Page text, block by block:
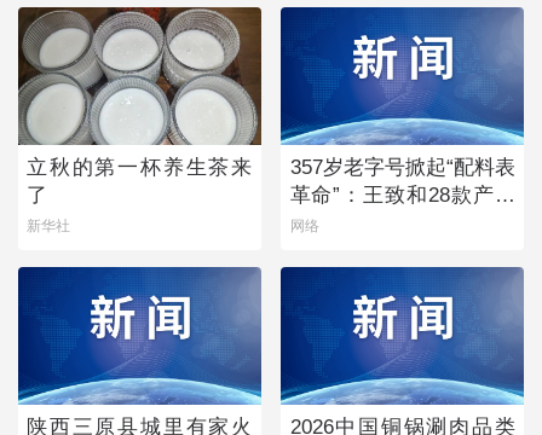
立秋的第一杯养生茶来
了
新华社
357岁老字号掀起“配料表
革命”：王致和28款产品
获清洁标签0级评价
网络
陕西三原县城里有家火
2026中国铜锅涮肉品类